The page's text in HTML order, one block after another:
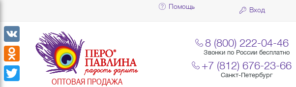
Помощь Вход
ОПТОВАЯ ПРОДАЖА
8 (800) 222-04-46
Звонки по России бесплатно
+7 (812) 676-23-66
Санкт-Петербург
VK
Odnoklassniki